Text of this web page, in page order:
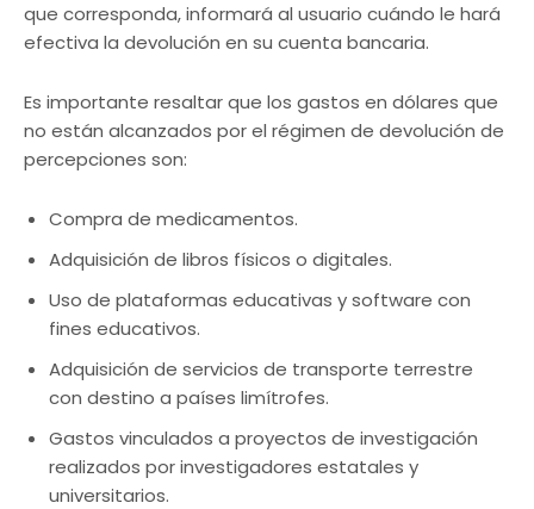
que corresponda, informará al usuario cuándo le hará
efectiva la devolución en su cuenta bancaria.
Es importante resaltar que los gastos en dólares que
no están alcanzados por el régimen de devolución de
percepciones son:
Compra de medicamentos.
Adquisición de libros físicos o digitales.
Uso de plataformas educativas y software con
fines educativos.
Adquisición de servicios de transporte terrestre
con destino a países limítrofes.
Gastos vinculados a proyectos de investigación
realizados por investigadores estatales y
universitarios.